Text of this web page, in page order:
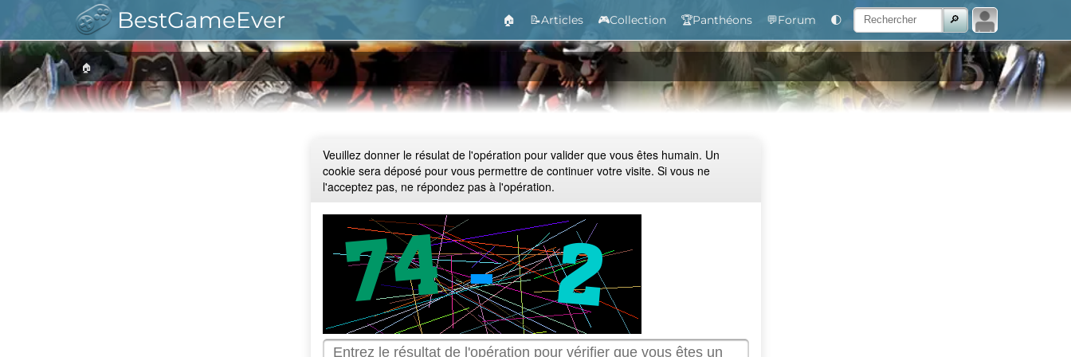
BestGameEver 🏠 📝Articles 🎮Collection 🏆Panthéons 💬Forum 🌓
🏠
Veuillez donner le résulat de l'opération pour valider que vous êtes humain. Un
cookie sera déposé pour vous permettre de continuer votre visite. Si vous ne
l'acceptez pas, ne répondez pas à l'opération.